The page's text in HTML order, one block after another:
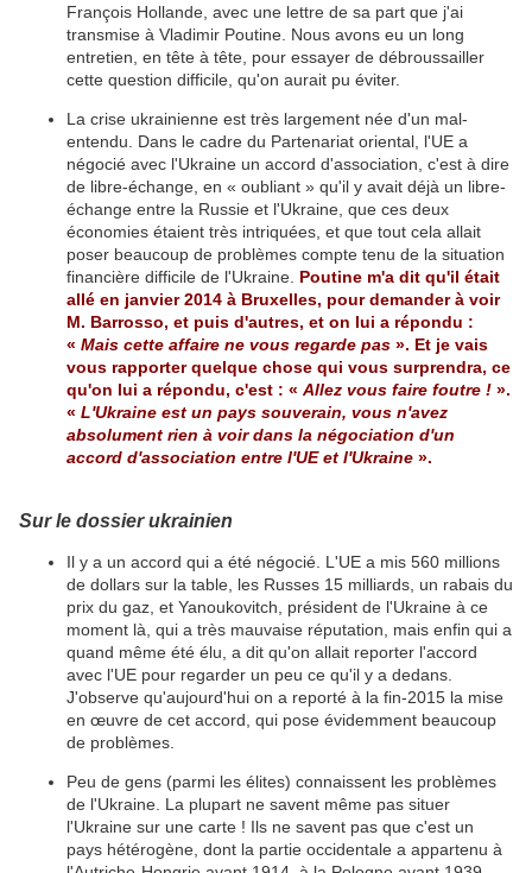
François Hollande, avec une lettre de sa part que j'ai
transmise à Vladimir Poutine. Nous avons eu un long
entretien, en tête à tête, pour essayer de débroussailler
cette question difficile, qu'on aurait pu éviter.
La crise ukrainienne est très largement née d'un mal-
entendu. Dans le cadre du Partenariat oriental, l'UE a
négocié avec l'Ukraine un accord d'association, c'est à dire
de libre-échange, en « oubliant » qu'il y avait déjà un libre-
échange entre la Russie et l'Ukraine, que ces deux
économies étaient très intriquées, et que tout cela allait
poser beaucoup de problèmes compte tenu de la situation
financière difficile de l'Ukraine. Poutine m'a dit qu'il était
allé en janvier 2014 à Bruxelles, pour demander à voir
M. Barrosso, et puis d'autres, et on lui a répondu :
« Mais cette affaire ne vous regarde pas ». Et je vais
vous rapporter quelque chose qui vous surprendra, ce
qu'on lui a répondu, c'est : « Allez vous faire foutre ! ».
« L'Ukraine est un pays souverain, vous n'avez
absolument rien à voir dans la négociation d'un
accord d'association entre l'UE et l'Ukraine ».
Sur le dossier ukrainien
Il y a un accord qui a été négocié. L'UE a mis 560 millions
de dollars sur la table, les Russes 15 milliards, un rabais du
prix du gaz, et Yanoukovitch, président de l'Ukraine à ce
moment là, qui a très mauvaise réputation, mais enfin qui a
quand même été élu, a dit qu'on allait reporter l'accord
avec l'UE pour regarder un peu ce qu'il y a dedans.
J'observe qu'aujourd'hui on a reporté à la fin-2015 la mise
en œuvre de cet accord, qui pose évidemment beaucoup
de problèmes.
Peu de gens (parmi les élites) connaissent les problèmes
de l'Ukraine. La plupart ne savent même pas situer
l'Ukraine sur une carte ! Ils ne savent pas que c'est un
pays hétérogène, dont la partie occidentale a appartenu à